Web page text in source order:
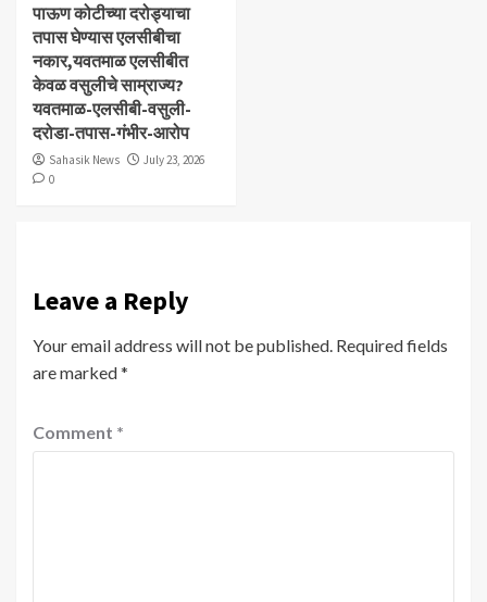
पाऊण कोटीच्या दरोड्याचा
तपास घेण्यास एलसीबीचा
नकार,यवतमाळ एलसीबीत
केवळ वसुलीचे साम्राज्य?
यवतमाळ-एलसीबी-वसुली-
दरोडा-तपास-गंभीर-आरोप
Sahasik News
July 23, 2026
0
Leave a Reply
Your email address will not be published. Required fields
are marked*
Comment *